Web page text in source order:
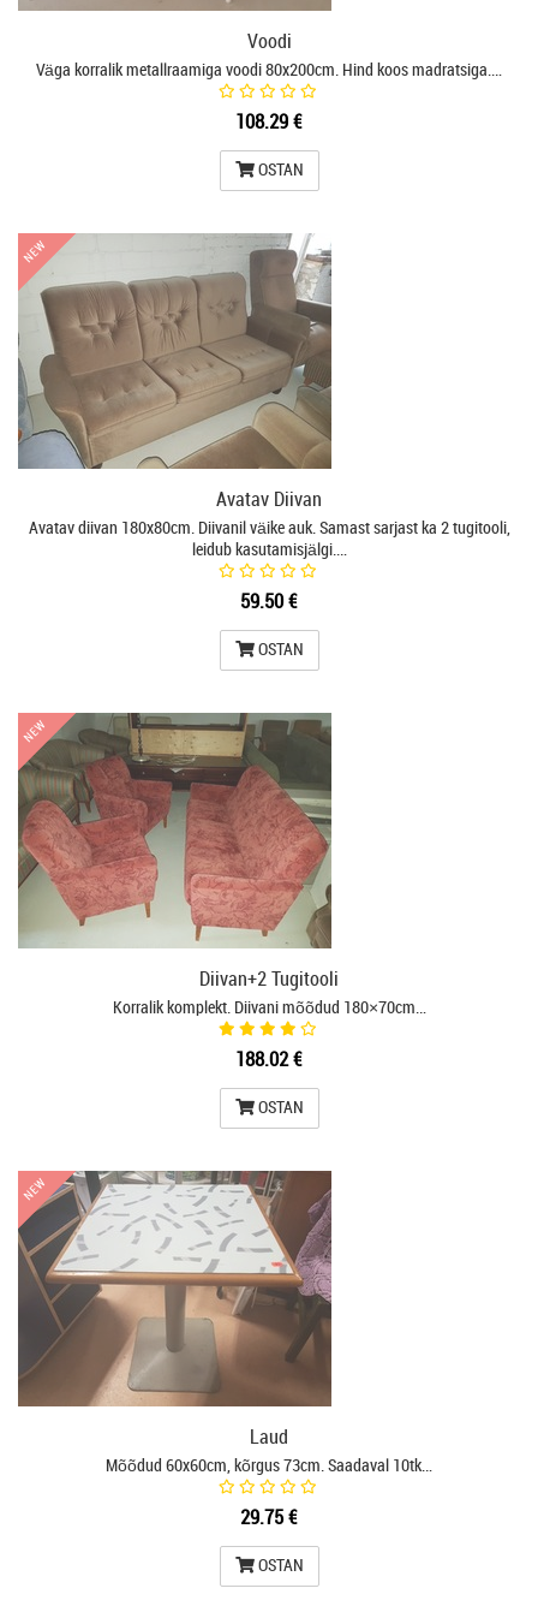
Voodi
Väga korralik metallraamiga voodi 80x200cm. Hind koos madratsiga.…
108.29 €
OSTAN
NEW
NEW
Avatav Diivan
Avatav diivan 180x80cm. Diivanil väike auk. Samast sarjast ka 2 tugitooli,
leidub kasutamisjälgi.…
59.50 €
OSTAN
NEW
NEW
Diivan+2 Tugitooli
Korralik komplekt. Diivani mõõdud 180×70cm…
188.02 €
OSTAN
NEW
NEW
Laud
Mõõdud 60x60cm, kõrgus 73cm. Saadaval 10tk…
29.75 €
OSTAN